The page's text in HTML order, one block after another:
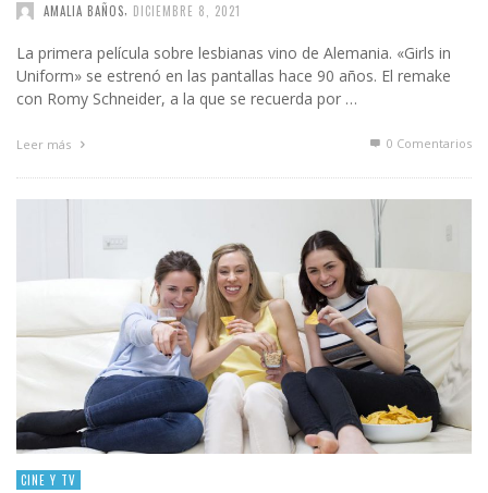
AMALIA BAÑOS DICIEMBRE 8, 2021
La primera película sobre lesbianas vino de Alemania. «Girls in
Uniform» se estrenó en las pantallas hace 90 años. El remake
con Romy Schneider, a la que se recuerda por …
Leer más 0 Comentarios
CINE Y TV